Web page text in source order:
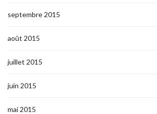
septembre 2015
août 2015
juillet 2015
juin 2015
mai 2015